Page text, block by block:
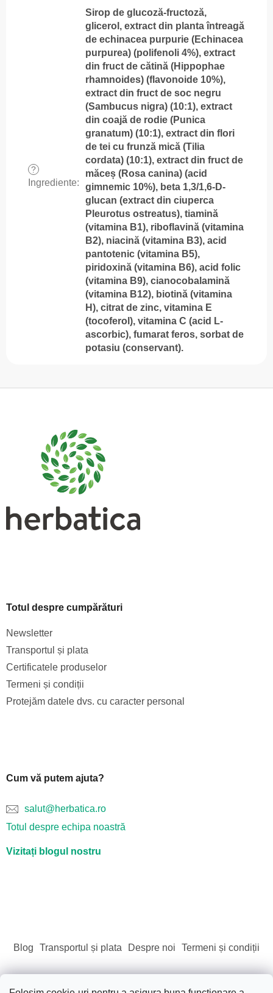
?
Ingrediente:
Sirop de glucoză-fructoză,
glicerol, extract din planta întreagă
de echinacea purpurie (Echinacea
purpurea) (polifenoli 4%), extract
din fruct de cătină (Hippophae
rhamnoides) (flavonoide 10%),
extract din fruct de soc negru
(Sambucus nigra) (10:1), extract
din coajă de rodie (Punica
granatum) (10:1), extract din flori
de tei cu frunză mică (Tilia
cordata) (10:1), extract din fruct de
măceș (Rosa canina) (acid
gimnemic 10%), beta 1,3/1,6-D-
glucan (extract din ciuperca
Pleurotus ostreatus), tiamină
(vitamina B1), riboflavină (vitamina
B2), niacină (vitamina B3), acid
pantotenic (vitamina B5),
piridoxină (vitamina B6), acid folic
(vitamina B9), cianocobalamină
(vitamina B12), biotină (vitamina
H), citrat de zinc, vitamina E
(tocoferol), vitamina C (acid L-
ascorbic), fumarat feros, sorbat de
potasiu (conservant).
Totul despre cumpărături
Newsletter
Transportul și plata
Certificatele produselor
Termeni și condiții
Protejăm datele dvs. cu caracter personal
Cum vă putem ajuta?
salut@herbatica.ro
Totul despre echipa noastră
Vizitați blogul nostru
Blog Transportul și plata Despre noi Termeni și condiții